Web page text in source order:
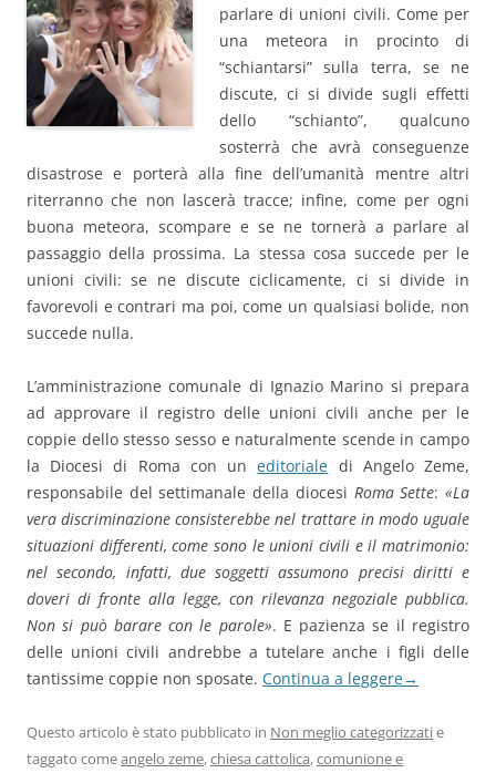
parlare di unioni civili. Come per
una meteora in procinto di
“schiantarsi” sulla terra, se ne
discute, ci si divide sugli effetti
dello “schianto”, qualcuno
sosterrà che avrà conseguenze
disastrose e porterà alla fine dell’umanità mentre altri
riterranno che non lascerà tracce; infine, come per ogni
buona meteora, scompare e se ne tornerà a parlare al
passaggio della prossima. La stessa cosa succede per le
unioni civili: se ne discute ciclicamente, ci si divide in
favorevoli e contrari ma poi, come un qualsiasi bolide, non
succede nulla.
L’amministrazione comunale di Ignazio Marino si prepara
ad approvare il registro delle unioni civili anche per le
coppie dello stesso sesso e naturalmente scende in campo
la Diocesi di Roma con uneditoriale di Angelo Zeme,
responsabile del settimanale della diocesi Roma Sette:«La
vera discriminazione consisterebbe nel trattare in modo uguale
situazioni differenti, come sono le unioni civili e il matrimonio:
nel secondo, infatti, due soggetti assumono precisi diritti e
doveri di fronte alla legge, con rilevanza negoziale pubblica.
Non si può barare con le parole». E pazienza se il registro
delle unioni civili andrebbe a tutelare anche i figli delle
tantissime coppie non sposate. Continua a leggere→
Questo articolo è stato pubblicato in Non meglio categorizzatie
taggato comeangelo zeme,chiesa cattolica,comunione e